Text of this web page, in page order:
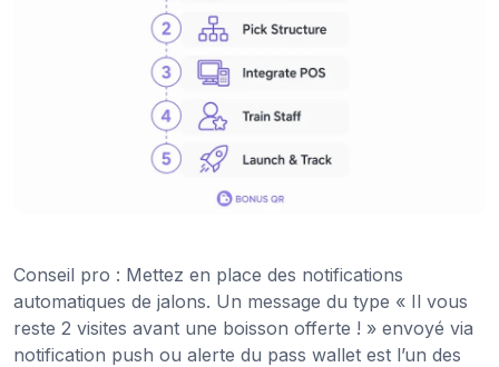
Conseil pro : Mettez en place des notifications
automatiques de jalons. Un message du type « Il vous
reste 2 visites avant une boisson offerte ! » envoyé via
notification push ou alerte du pass wallet est l’un des